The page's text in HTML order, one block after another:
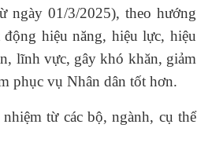
ngày 01/3/2025), theo hướng
hiệu năng, hiệu lực, hiệu
lĩnh vực, gây khó khăn, giảm
phục vụ Nhân dân tốt hơn.
từ các bộ, ngành, cụ thể